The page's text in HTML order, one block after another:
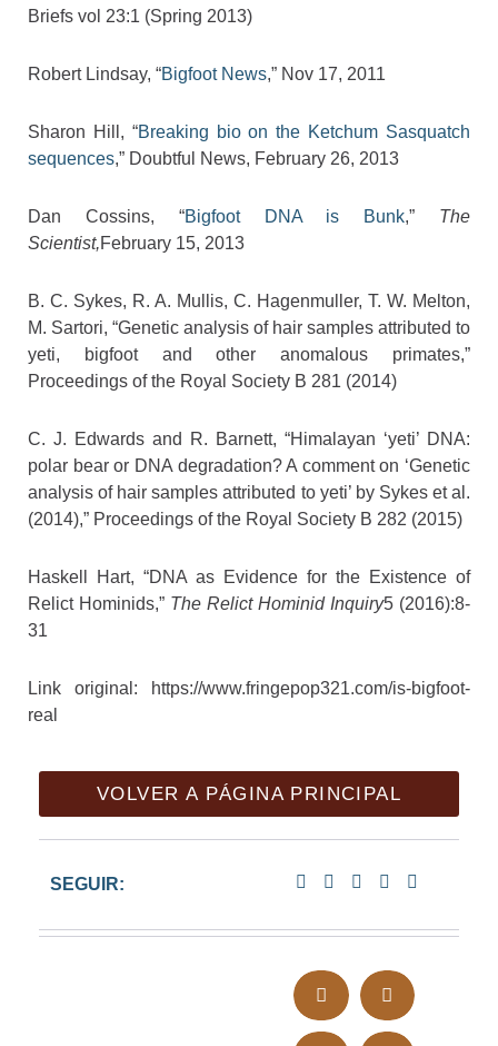
Briefs vol 23:1 (Spring 2013)
Robert Lindsay, “Bigfoot News,” Nov 17, 2011
Sharon Hill, “Breaking bio on the Ketchum Sasquatch
sequences,” Doubtful News, February 26, 2013
Dan Cossins, “Bigfoot DNA is Bunk,” The
Scientist,February 15, 2013
B. C. Sykes, R. A. Mullis, C. Hagenmuller, T. W. Melton,
M. Sartori, “Genetic analysis of hair samples attributed to
yeti, bigfoot and other anomalous primates,”
Proceedings of the Royal Society B 281 (2014)
C. J. Edwards and R. Barnett, “Himalayan ‘yeti’ DNA:
polar bear or DNA degradation? A comment on ‘Genetic
analysis of hair samples attributed to yeti’ by Sykes et al.
(2014),” Proceedings of the Royal Society B 282 (2015)
Haskell Hart, “DNA as Evidence for the Existence of
Relict Hominids,” The Relict Hominid Inquiry5 (2016):8-
31
Link original: https://www.fringepop321.com/is-bigfoot-
real
VOLVER A PÁGINA PRINCIPAL
SEGUIR: